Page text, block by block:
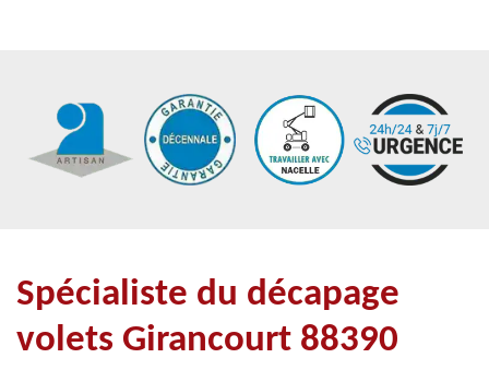
Spécialiste du décapage
volets Girancourt 88390